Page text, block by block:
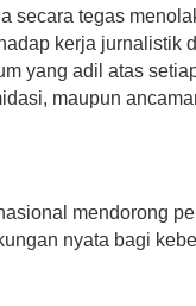
secara tegas
kerja jurnalistik
yang adil atas
maupun
mendorong
nyata bagi